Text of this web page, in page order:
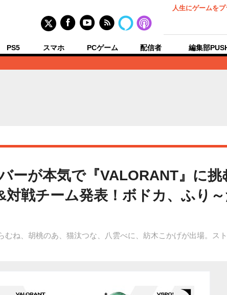
人生にゲームを
PS5 スマホ PCゲーム 配信者 編集部
ーが本気で『VALORANT』に
戦チーム発表！ボドカ、ふり
むね、胡桃のあ、猫汰つな、八雲べに、紡木こかげが出場。ス